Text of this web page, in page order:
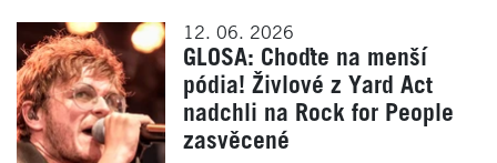
12. 06. 2026
GLOSA: Choďte na menší
pódia! Živlové z Yard Act
nadchli na Rock for People
zasvěcené